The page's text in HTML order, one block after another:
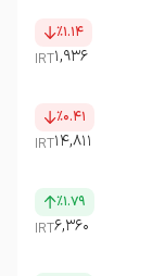
٪۱.۱۴
۱,۹۳۶IRT
٪۰.۴۱
۱۴,۸۱۱IRT
٪۱.۷۹
۶,۳۶۰IRT